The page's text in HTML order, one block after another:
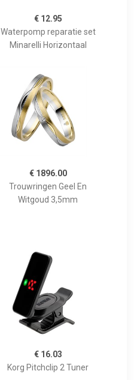
€ 12.95
Waterpomp reparatie set
Minarelli Horizontaal
€ 1896.00
Trouwringen Geel En
Witgoud 3,5mm
€ 16.03
Korg Pitchclip 2 Tuner